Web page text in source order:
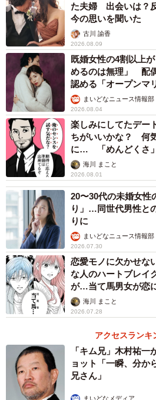
円」（16.0%）、「～500万円」（
で、「300万円以下」はいなかった
アラフィフ・50代男性を選ぶ決め手（提供
次に、「『同年代の男性』or『ア
どちらかとお付き合いすることを
ラフィフ・50代男性を選ぶとこと
手になったのはどれになると思い
ろ、最も多かったのは「大人の対
した。次いで、「性格が一致」（
（26%）、「見た目の若々しさ」
タス」（2%）と続き、内面性を
がえたといいます。
た夫婦 出会いは？
今の思いを聞いた
古川 諭香
2026.08.09
既婚女性の4割以上
めるのは無理」 配
認める「オープンマ
まいどなニュース情報部
2026.08.04
楽しみにしてたデ
ちがいいかな？ 何
に… 「めんどくさ
る寂しさ【漫画】
海川 まこと
2026.08.01
20〜30代の未婚女性
り」…同世代男性と
りに
まいどなニュース情報部
2026.07.30
恋愛モノに欠かせな
な人のハートブレイ
が…当て馬男女が恋
海川 まこと
2026.07.28
アクセスランキ
「キム兄」木村祐
ョット「一瞬、分か
兄さん」
まいどなメディア